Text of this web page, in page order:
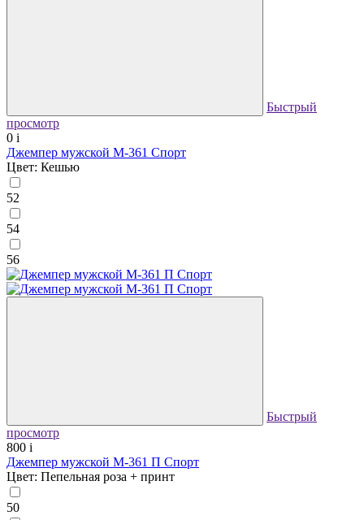
Быстрый
просмотр
0 i
Джемпер мужской М-361 Спорт
Цвет: Кешью
52
54
56
Быстрый
просмотр
800 i
Джемпер мужской М-361 П Спорт
Цвет: Пепельная роза + принт
50